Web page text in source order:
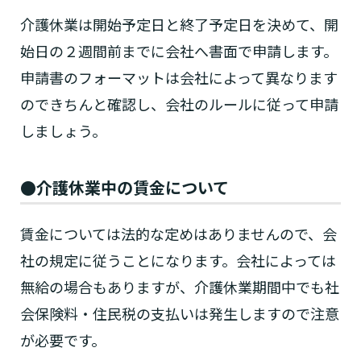
介護休業は開始予定日と終了予定日を決めて、開
始日の２週間前までに会社へ書面で申請します。
申請書のフォーマットは会社によって異なります
のできちんと確認し、会社のルールに従って申請
しましょう。
●介護休業中の賃金について
賃金については法的な定めはありませんので、会
社の規定に従うことになります。会社によっては
無給の場合もありますが、介護休業期間中でも社
会保険料・住民税の支払いは発生しますので注意
が必要です。